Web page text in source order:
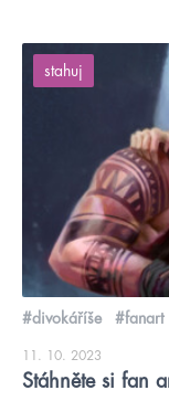
stahuj
#divokáříše #fanart
11. 10. 2023
Stáhněte si fan